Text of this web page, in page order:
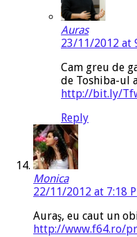
Auras
23/11/2012 at
Cam greu de
de Toshiba-ul
http://bit.ly/
Reply
Monica
22/11/2012 at 7:18
Auraş, eu caut un
http://www.f64.ro/